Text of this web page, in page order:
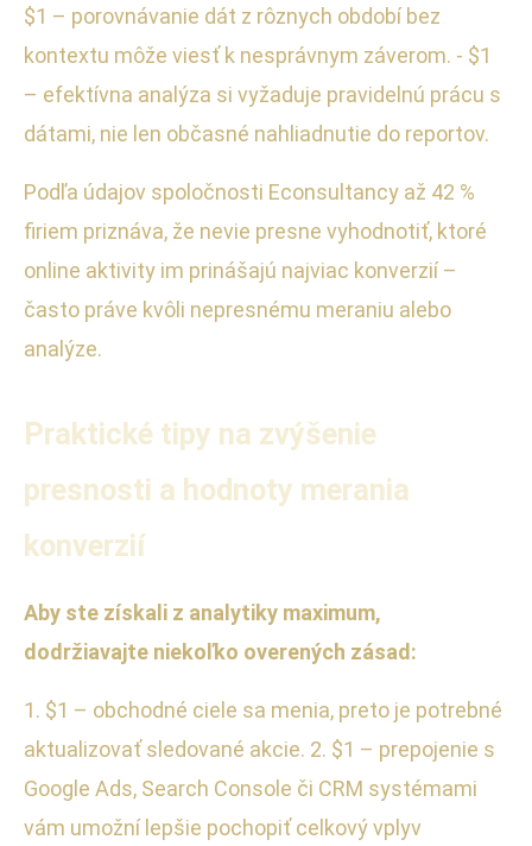
$1 – porovnávanie dát z rôznych období bez
kontextu môže viesť k nesprávnym záverom. - $1
– efektívna analýza si vyžaduje pravidelnú prácu s
dátami, nie len občasné nahliadnutie do reportov.
Podľa údajov spoločnosti Econsultancy až 42 %
firiem priznáva, že nevie presne vyhodnotiť, ktoré
online aktivity im prinášajú najviac konverzií –
často práve kvôli nepresnému meraniu alebo
analýze.
Praktické tipy na zvýšenie
presnosti a hodnoty merania
konverzií
Aby ste získali z analytiky maximum,
dodržiavajte niekoľko overených zásad:
1. $1 – obchodné ciele sa menia, preto je potrebné
aktualizovať sledované akcie. 2. $1 – prepojenie s
Google Ads, Search Console či CRM systémami
vám umožní lepšie pochopiť celkový vplyv